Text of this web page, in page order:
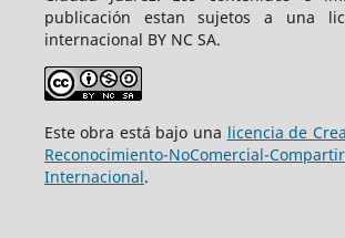
publicación estan sujetos a una
internacional BY NC SA.
Este obra está bajo una licencia de
Reconocimiento-NoComercial-
Internacional.